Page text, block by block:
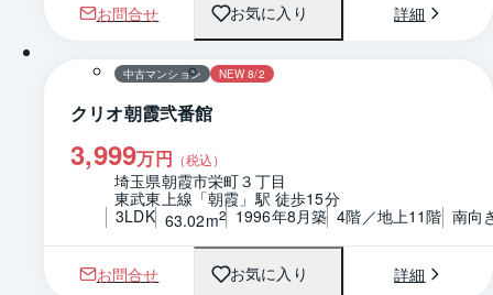
お問合せ お気に入り 詳細
1 / 0 間取り
中古マンション NEW 8/2
クリオ朝霞弐番館
3,999万円 （税込）
埼玉県朝霞市栄町３丁目
東武東上線「朝霞」駅 徒歩15分
3LDK 63.02m2 1996年8月築 4階／地上11階 南向
お問合せ お気に入り 詳細
1 / 0 間取り